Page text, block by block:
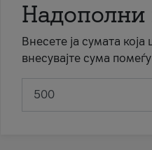
Надополни
Внесете ја сумата
внесувајте сума